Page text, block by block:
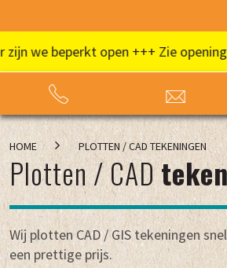
we beperkt open +++ Zie
HOME PLOTTEN / CAD TEKENINGEN
Plotten / CAD
Wij plotten CAD / GIS tekeningen
een prettige prijs.